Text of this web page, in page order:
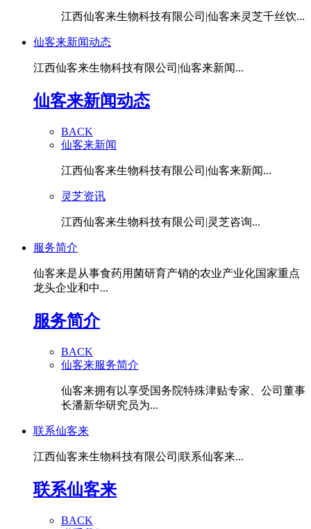
江西仙客来生物科技有限公司|仙客来灵芝千丝饮...
仙客来新闻动态
江西仙客来生物科技有限公司|仙客来新闻...
仙客来新闻动态
BACK
仙客来新闻
江西仙客来生物科技有限公司|仙客来新闻...
灵芝资讯
江西仙客来生物科技有限公司|灵芝咨询...
服务简介
仙客来是从事食药用菌研育产销的农业产业化国家重点
龙头企业和中...
服务简介
BACK
仙客来服务简介
仙客来拥有以享受国务院特殊津贴专家、公司董事
长潘新华研究员为...
联系仙客来
江西仙客来生物科技有限公司|联系仙客来...
联系仙客来
BACK